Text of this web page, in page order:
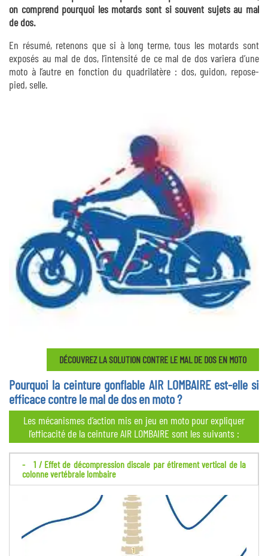
on comprend pourquoi les motards sont si souvent sujets au mal
de dos.
En résumé, retenons que si à long terme, tous les motards sont
exposés au mal de dos, l’intensité de ce mal de dos variera d’une
moto à l’autre en fonction du quadrilatère : dos, guidon, repose-
pied, selle.
DÉCOUVREZ LA SOLUTION CONTRE LE MAL DE DOS EN MOTO
Pourquoi la ceinture gonflable AIR LOMBAIRE est-elle si
efficace contre le mal de dos en moto ?
Les mécanismes d’action mis en jeu en moto pour expliquer
l’efficacité de la ceinture AIR LOMBAIRE sont les suivants :
1 / Effet de décompression discale par étirement vertical de la
colonne vertébrale lombaire